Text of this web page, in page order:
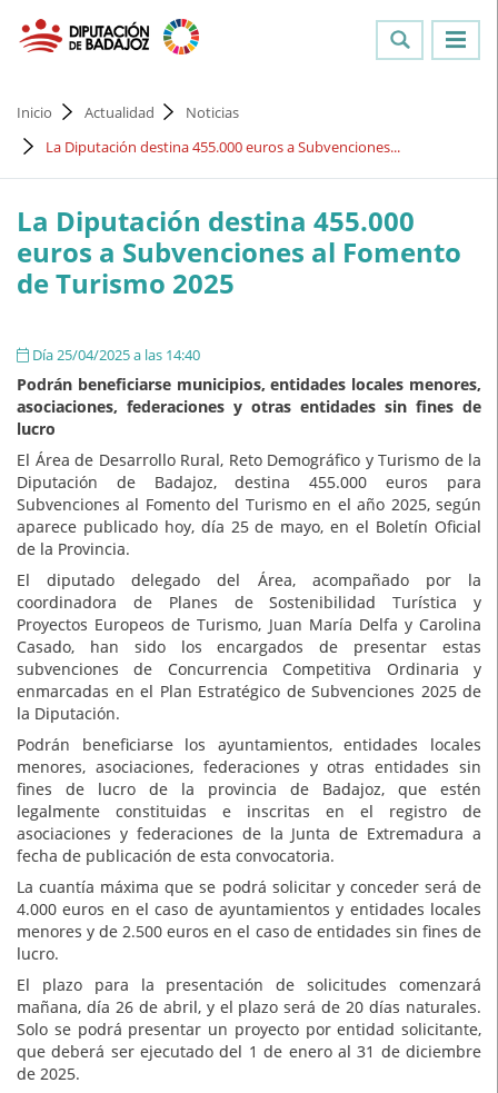
Inicio Actualidad
Noticias
La Diputación destina 455.000 euros a Subvenciones...
La Diputación destina 455.000
euros a Subvenciones al Fomento
de Turismo 2025
Día 25/04/2025 a las 14:40
Podrán beneficiarse municipios, entidades locales menores,
asociaciones, federaciones y otras entidades sin fines de
lucro
El Área de Desarrollo Rural, Reto Demográfico y Turismo de la
Diputación de Badajoz, destina 455.000 euros para
Subvenciones al Fomento del Turismo en el año 2025, según
aparece publicado hoy, día 25 de mayo, en el Boletín Oficial
de la Provincia.
El diputado delegado del Área, acompañado por la
coordinadora de Planes de Sostenibilidad Turística y
Proyectos Europeos de Turismo, Juan María Delfa y Carolina
Casado, han sido los encargados de presentar estas
subvenciones de Concurrencia Competitiva Ordinaria y
enmarcadas en el Plan Estratégico de Subvenciones 2025 de
la Diputación.
Podrán beneficiarse los ayuntamientos, entidades locales
menores, asociaciones, federaciones y otras entidades sin
fines de lucro de la provincia de Badajoz, que estén
legalmente constituidas e inscritas en el registro de
asociaciones y federaciones de la Junta de Extremadura a
fecha de publicación de esta convocatoria.
La cuantía máxima que se podrá solicitar y conceder será de
4.000 euros en el caso de ayuntamientos y entidades locales
menores y de 2.500 euros en el caso de entidades sin fines de
lucro.
El plazo para la presentación de solicitudes comenzará
mañana, día 26 de abril, y el plazo será de 20 días naturales.
Solo se podrá presentar un proyecto por entidad solicitante,
que deberá ser ejecutado del 1 de enero al 31 de diciembre
de 2025.